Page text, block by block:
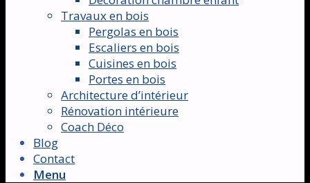
Travaux en bois
Pergolas en bois
Escaliers en bois
Cuisines en bois
Portes en bois
Architecture d’intérieur
Rénovation intérieure
Coach Déco
Blog
Contact
Menu